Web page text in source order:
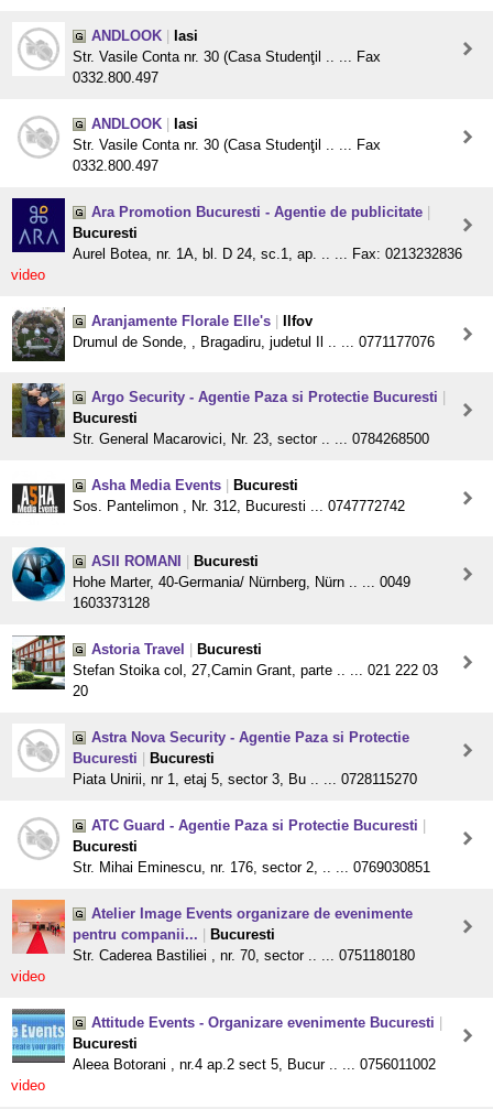
ANDLOOK
Iasi
Str. Vasile Conta nr. 30 (Casa Studenţil .. ... Fax
0332.800.497
ANDLOOK
Iasi
Str. Vasile Conta nr. 30 (Casa Studenţil .. ... Fax
0332.800.497
Ara Promotion Bucuresti - Agentie de publicitate
Bucuresti
Aurel Botea, nr. 1A, bl. D 24, sc.1, ap. .. ... Fax: 0213232836
video
Aranjamente Florale Elle's
Ilfov
Drumul de Sonde, , Bragadiru, judetul Il .. ... 0771177076
Argo Security - Agentie Paza si Protectie Bucuresti
Bucuresti
Str. General Macarovici, Nr. 23, sector .. ... 0784268500
Asha Media Events
Bucuresti
Sos. Pantelimon , Nr. 312, Bucuresti ... 0747772742
ASII ROMANI
Bucuresti
Hohe Marter, 40-Germania/ Nürnberg, Nürn .. ... 0049
1603373128
Astoria Travel
Bucuresti
Stefan Stoika col, 27,Camin Grant, parte .. ... 021 222 03
20
Astra Nova Security - Agentie Paza si Protectie
Bucuresti
Bucuresti
Piata Unirii, nr 1, etaj 5, sector 3, Bu .. ... 0728115270
ATC Guard - Agentie Paza si Protectie Bucuresti
Bucuresti
Str. Mihai Eminescu, nr. 176, sector 2, .. ... 0769030851
Atelier Image Events organizare de evenimente
pentru companii...
Bucuresti
Str. Caderea Bastiliei , nr. 70, sector .. ... 0751180180
video
Attitude Events - Organizare evenimente Bucuresti
Bucuresti
Aleea Botorani , nr.4 ap.2 sect 5, Bucur .. ... 0756011002
video